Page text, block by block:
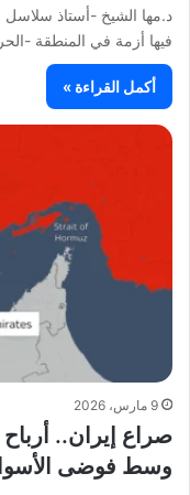
د.مها الشيخ -أستاذ سلاسل
فيها أزمة في المنطقة -الحرب
أكمل القراءة »
9 مارس، 2026
صراع إيران..
وسط فوضى